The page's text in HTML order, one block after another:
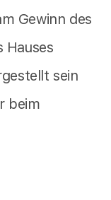
Gewinn des
Hauses
sein
beim